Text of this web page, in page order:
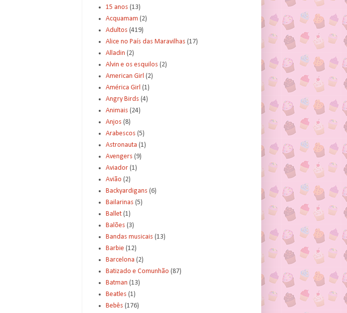
15 anos (13)
Acquamam (2)
Adultos (419)
Alice no País das Maravilhas (17)
Alladin (2)
Alvin e os esquilos (2)
American Girl (2)
América Girl (1)
Angry Birds (4)
Animais (24)
Anjos (8)
Arabescos (5)
Astronauta (1)
Avengers (9)
Aviador (1)
Avião (2)
Backyardigans (6)
Bailarinas (5)
Ballet (1)
Balões (3)
Bandas musicais (13)
Barbie (12)
Barcelona (2)
Batizado e Comunhão (87)
Batman (13)
Beatles (1)
Bebês (176)